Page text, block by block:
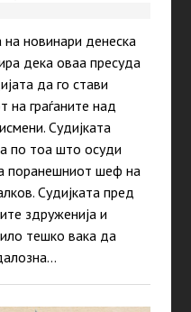
новинари денеска
дека оваа пресуда
да го стави
на граѓаните над
Судијката
по тоа што осуди
поранешниот шеф на
Судијката пред
здруженија и
тешко вака да